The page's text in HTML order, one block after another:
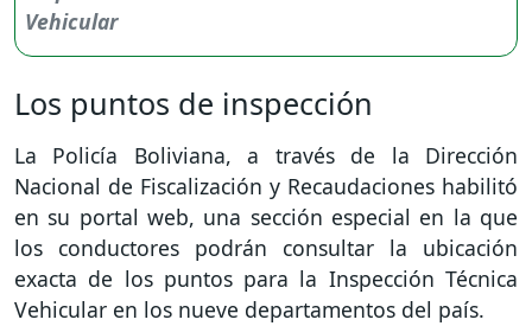
Los puntos de inspección
La Policía Boliviana, a través de la Dirección
Nacional de Fiscalización y Recaudaciones habilitó
en su portal web, una sección especial en la que
los conductores podrán consultar la ubicación
exacta de los puntos para la Inspección Técnica
Vehicular en los nueve departamentos del país.